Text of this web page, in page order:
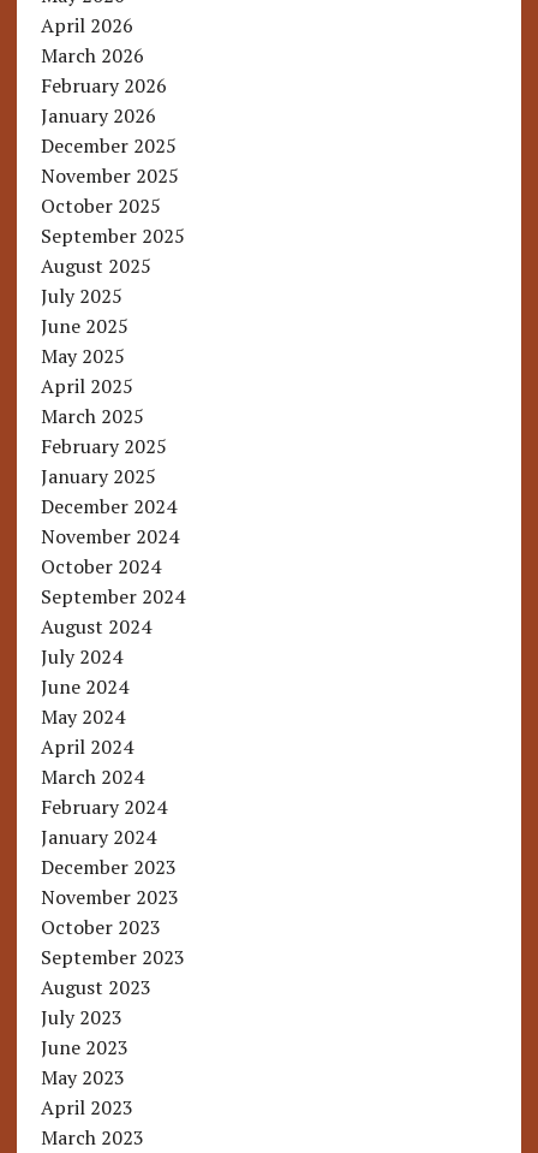
April 2026
March 2026
February 2026
January 2026
December 2025
November 2025
October 2025
September 2025
August 2025
July 2025
June 2025
May 2025
April 2025
March 2025
February 2025
January 2025
December 2024
November 2024
October 2024
September 2024
August 2024
July 2024
June 2024
May 2024
April 2024
March 2024
February 2024
January 2024
December 2023
November 2023
October 2023
September 2023
August 2023
July 2023
June 2023
May 2023
April 2023
March 2023